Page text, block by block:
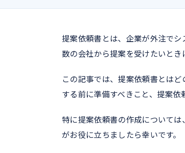
提案依頼書とは、企業が外注で
数の会社から提案を受けたいとき
この記事では、提案依頼書とは
する前に準備すべきこと、提案依
特に提案依頼書の作成について
がお役に立ちましたら幸いです。